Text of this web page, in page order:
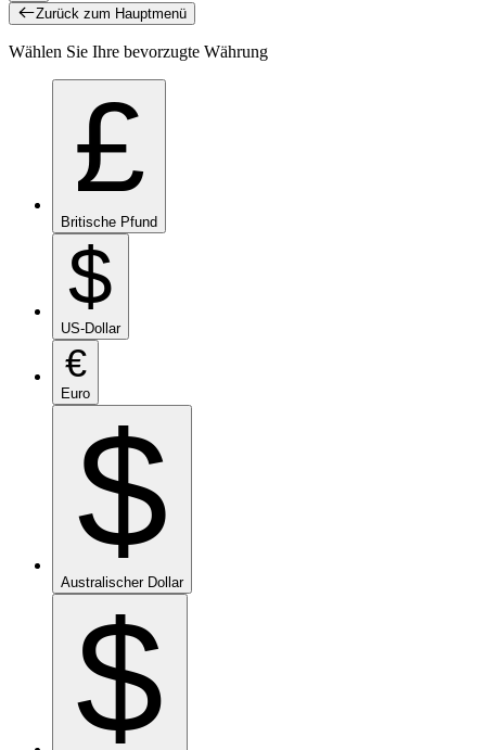
Zurück zum Hauptmenü
Wählen Sie Ihre bevorzugte Währung
£
Britische Pfund
$
US-Dollar
€
Euro
$
Australischer Dollar
$